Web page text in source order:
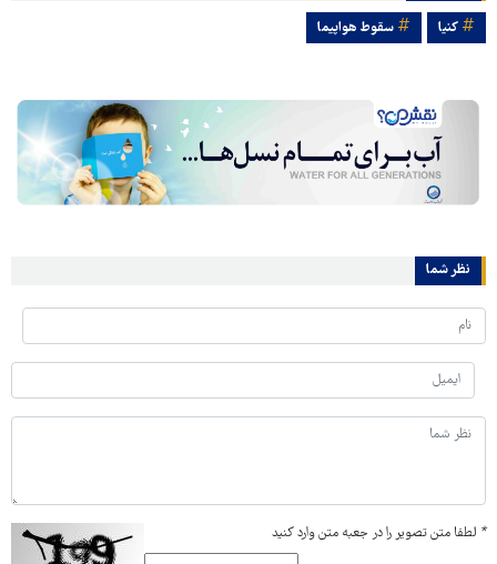
کنیا سقوط هواپیما
نظر شما
* لطفا متن تصویر را در جعبه متن وارد کنید